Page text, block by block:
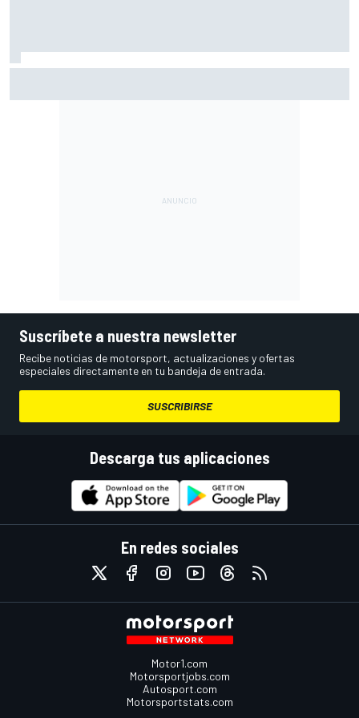
Suscríbete a nuestra newsletter
Recibe noticias de motorsport, actualizaciones y ofertas
especiales directamente en tu bandeja de entrada.
SUSCRIBIRSE
Descarga tus aplicaciones
En redes sociales
Motor1.com
Motorsportjobs.com
Autosport.com
Motorsportstats.com